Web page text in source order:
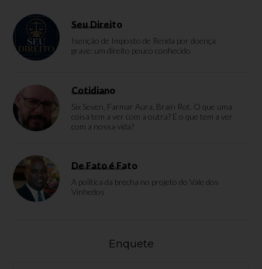
Seu Direito
Isenção de Imposto de Renda por doença
grave: um direito pouco conhecido
Cotidiano
Six Seven, Farmar Aura, Brain Rot. O que uma
coisa tem a ver com a outra? E o que tem a ver
com a nossa vida?
De Fato é Fato
A política da brecha no projeto do Vale dos
Vinhedos
Enquete